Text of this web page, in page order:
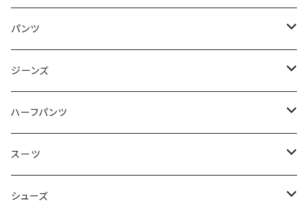
50/XL～
48/L
50/XL～
46/M
48/L
50/XL～
～44/S
46/M
48/L
50/XL～
パンツ
～44/S
46/M
48/L
50/XL～
ジーンズ
～44/S
46/M
48/L
ハーフパンツ
～44/S
46/M
スーツ
～44/S
シューズ